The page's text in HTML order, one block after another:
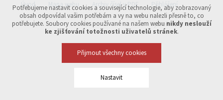
Úvod Mapa webu Archiv čísel v PDF Přihlášení
Vytvořeno v xart.cz
Potřebujeme nastavit cookies a související technologie, aby zobrazovaný
obsah odpovídal vašim potřebám a vy na webu nalezli přesně to, co
potřebujete. Soubory cookies používané na našem webu nikdy neslouží
ke zjišťování totožnosti uživatelů stránek.
Přijmout všechny cookies
Nastavit